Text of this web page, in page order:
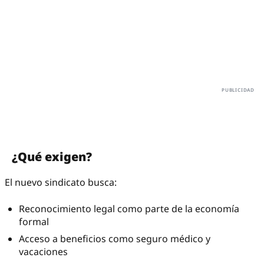
¿Qué exigen?
El nuevo sindicato busca:
Reconocimiento legal como parte de la economía
formal
Acceso a beneficios como seguro médico y
vacaciones